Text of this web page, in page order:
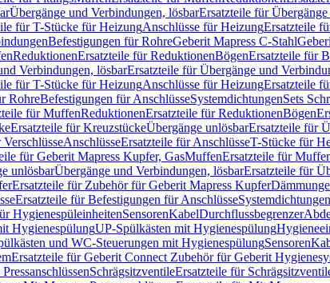
Übergänge und Verbindungen, lösbarErsatzteile für
für T-Stücke für HeizungAnschlüsse für HeizungErsatzteile
Befestigungen für RohreGeberit Mapress C-Stahl
ReduktionenErsatzteile für ReduktionenBögenErsatzteile für
Verbindungen, lösbarErsatzteile für Übergänge und
für T-Stücke für HeizungAnschlüsse für HeizungErsatzteile
RohreBefestigungen für AnschlüsseSystemdichtungenSets
für MuffenReduktionenErsatzteile für ReduktionenBögen
Ersatzteile für KreuzstückeÜbergänge unlösbarErsatzteile für
AnschlüsseErsatzteile für AnschlüsseT-Stücke für
für Geberit Mapress Kupfer, GasMuffenErsatzteile für
unlösbarÜbergänge und Verbindungen, lösbarErsatzteile für
Ersatzteile für Zubehör für Geberit Mapress Kupfer
Ersatzteile für Befestigungen für AnschlüsseSystemdichtungen
HygienespüleinheitenSensorenKabelDurchflussbegrenzer
HygienespülungUP-Spülkästen mit Hygienespülung
und WC-Steuerungen mit HygienespülungSensoren
Ersatzteile für Geberit Connect Zubehör für Geberit
SchrägsitzventileErsatzteile für